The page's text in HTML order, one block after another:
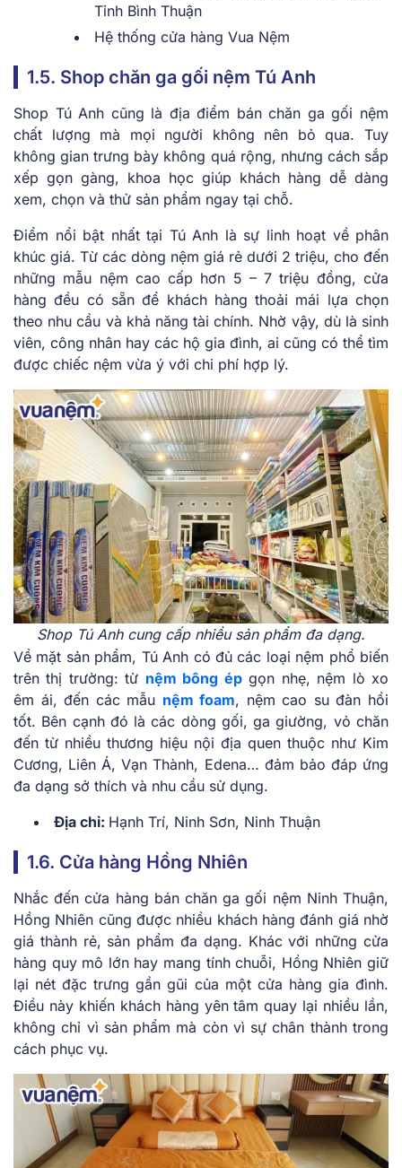
Tỉnh Bình Thuận
Hệ thống cửa hàng Vua Nệm
1.5. Shop chăn ga gối nệm Tú Anh
Shop Tú Anh cũng là địa điểm bán chăn ga gối nệm
chất lượng mà mọi người không nên bỏ qua. Tuy
không gian trưng bày không quá rộng, nhưng cách sắp
xếp gọn gàng, khoa học giúp khách hàng dễ dàng
xem, chọn và thử sản phẩm ngay tại chỗ.
Điểm nổi bật nhất tại Tú Anh là sự linh hoạt về phân
khúc giá. Từ các dòng nệm giá rẻ dưới 2 triệu, cho đến
những mẫu nệm cao cấp hơn 5 – 7 triệu đồng, cửa
hàng đều có sẵn để khách hàng thoải mái lựa chọn
theo nhu cầu và khả năng tài chính. Nhờ vậy, dù là sinh
viên, công nhân hay các hộ gia đình, ai cũng có thể tìm
được chiếc nệm vừa ý với chi phí hợp lý.
Shop Tú Anh cung cấp nhiều sản phẩm đa dạng.
Về mặt sản phẩm, Tú Anh có đủ các loại nệm phổ biến
trên thị trường: từ nệm bông épgọn nhẹ, nệm lò xo
êm ái, đến các mẫu nệm foam, nệm cao su đàn hồi
tốt. Bên cạnh đó là các dòng gối, ga giường, vỏ chăn
đến từ nhiều thương hiệu nội địa quen thuộc như Kim
Cương, Liên Á, Vạn Thành, Edena… đảm bảo đáp ứng
đa dạng sở thích và nhu cầu sử dụng.
Địa chỉ: Hạnh Trí, Ninh Sơn, Ninh Thuận
1.6. Cửa hàng Hồng Nhiên
Nhắc đến cửa hàng bán chăn ga gối nệm Ninh Thuận,
Hồng Nhiên cũng được nhiều khách hàng đánh giá nhờ
giá thành rẻ, sản phẩm đa dạng. Khác với những cửa
hàng quy mô lớn hay mang tính chuỗi, Hồng Nhiên giữ
lại nét đặc trưng gần gũi của một cửa hàng gia đình.
Điều này khiến khách hàng yên tâm quay lại nhiều lần,
không chỉ vì sản phẩm mà còn vì sự chân thành trong
cách phục vụ.